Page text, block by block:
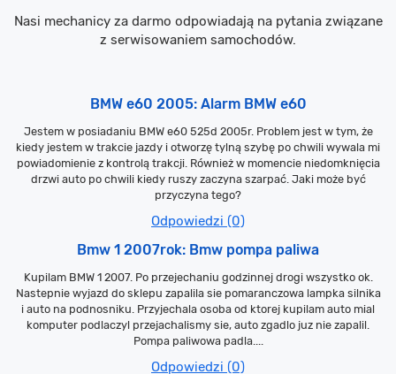
Nasi mechanicy za darmo odpowiadają na pytania związane
z serwisowaniem samochodów.
BMW e60 2005: Alarm BMW e60
Jestem w posiadaniu BMW e60 525d 2005r. Problem jest w tym, że
kiedy jestem w trakcie jazdy i otworzę tylną szybę po chwili wywala mi
powiadomienie z kontrolą trakcji. Również w momencie niedomknięcia
drzwi auto po chwili kiedy ruszy zaczyna szarpać. Jaki może być
przyczyna tego?
Odpowiedzi (0)
Bmw 1 2007rok: Bmw pompa paliwa
Kupilam BMW 1 2007. Po przejechaniu godzinnej drogi wszystko ok.
Nastepnie wyjazd do sklepu zapalila sie pomaranczowa lampka silnika
i auto na podnosniku. Przyjechala osoba od ktorej kupilam auto mial
komputer podlaczyl przejachalismy sie, auto zgadlo juz nie zapalil.
Pompa paliwowa padla....
Odpowiedzi (0)